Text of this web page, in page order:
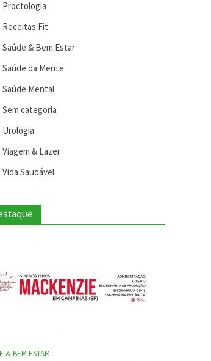
Proctologia
Receitas Fit
Saúde & Bem Estar
Saúde da Mente
Saúde Mental
Sem categoria
Urologia
Viagem & Lazer
Vida Saudável
& BEM ESTAR